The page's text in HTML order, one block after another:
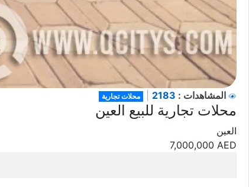
محلات تجارية | المشاهدات :2183
محلات تجارية للبيع العين
العين
AED